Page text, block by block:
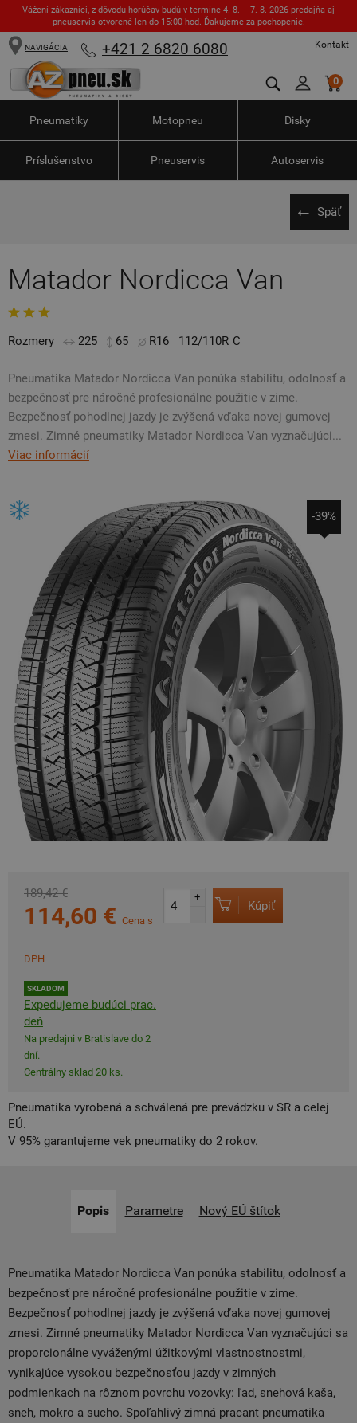
Vážení zákazníci, z dôvodu horúčav budú v termíne 4. 8. – 7. 8. 2026 predajňa aj
pneuservis otvorené len do 15:00 hod. Ďakujeme za pochopenie.
Kontakt
NAVIGÁCIA +421 2 6820 6080
0
Pneumatiky Motopneu Disky
Príslušenstvo Pneuservis Autoservis
Späť
Matador Nordicca Van
Rozmery 225 65 R16 112/110R C
Pneumatika Matador Nordicca Van ponúka stabilitu, odolnosť a
bezpečnosť pre náročné profesionálne použitie v zime.
Bezpečnosť pohodlnej jazdy je zvýšená vďaka novej gumovej
zmesi. Zimné pneumatiky Matador Nordicca Van vyznačujúci...
Viac informácií
-39%
189,42 €
114,60 € Cena s
DPH
SKLADOM
Expedujeme budúci prac.
deň
Na predajni v Bratislave do 2
dní.
Centrálny sklad 20 ks.
+
–
Kúpiť
Pneumatika vyrobená a schválená pre prevádzku v SR a celej
EÚ.
V 95% garantujeme vek pneumatiky do 2 rokov.
Popis Parametre Nový EÚ štítok
Pneumatika Matador Nordicca Van ponúka stabilitu, odolnosť a
bezpečnosť pre náročné profesionálne použitie v zime.
Bezpečnosť pohodlnej jazdy je zvýšená vďaka novej gumovej
zmesi. Zimné pneumatiky Matador Nordicca Van vyznačujúci sa
proporcionálne vyváženými úžitkovými vlastnostnostmi,
vynikajúce vysokou bezpečnosťou jazdy v zimných
podmienkach na rôznom povrchu vozovky: ľad, snehová kaša,
sneh, mokro a sucho. Spoľahlivý zimná pracant pneumatika